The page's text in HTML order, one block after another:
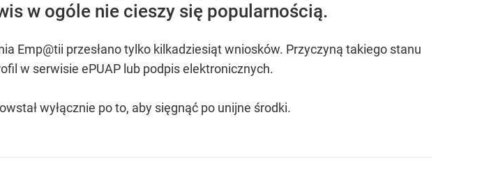
w ogóle nie cieszy się popularnością.
Emp@tii przesłano tylko kilkadziesiąt wniosków. Przyczyną takiego stanu
w serwisie ePUAP lub podpis elektronicznych.
wyłącznie po to, aby sięgnąć po unijne środki.